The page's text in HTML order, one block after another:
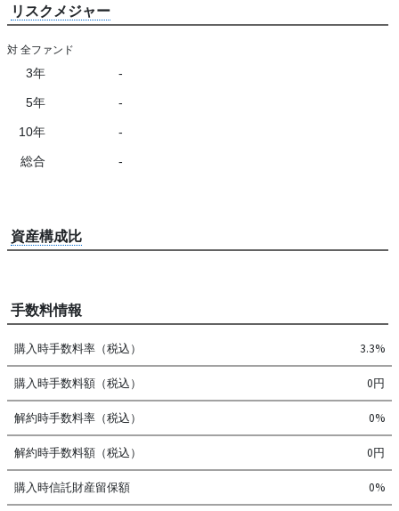
リスクメジャー
対 全ファンド
3年 -
5年 -
10年 -
総合 -
資産構成比
手数料情報
購入時手数料率（税込） 3.3%
購入時手数料額（税込） 0円
解約時手数料率（税込） 0%
解約時手数料額（税込） 0円
購入時信託財産留保額 0%